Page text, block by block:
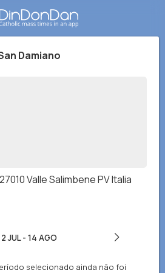
Damiano
Valle Salimbene PV Italia
2 JUL- 14 AGO
selecionado ainda não foi